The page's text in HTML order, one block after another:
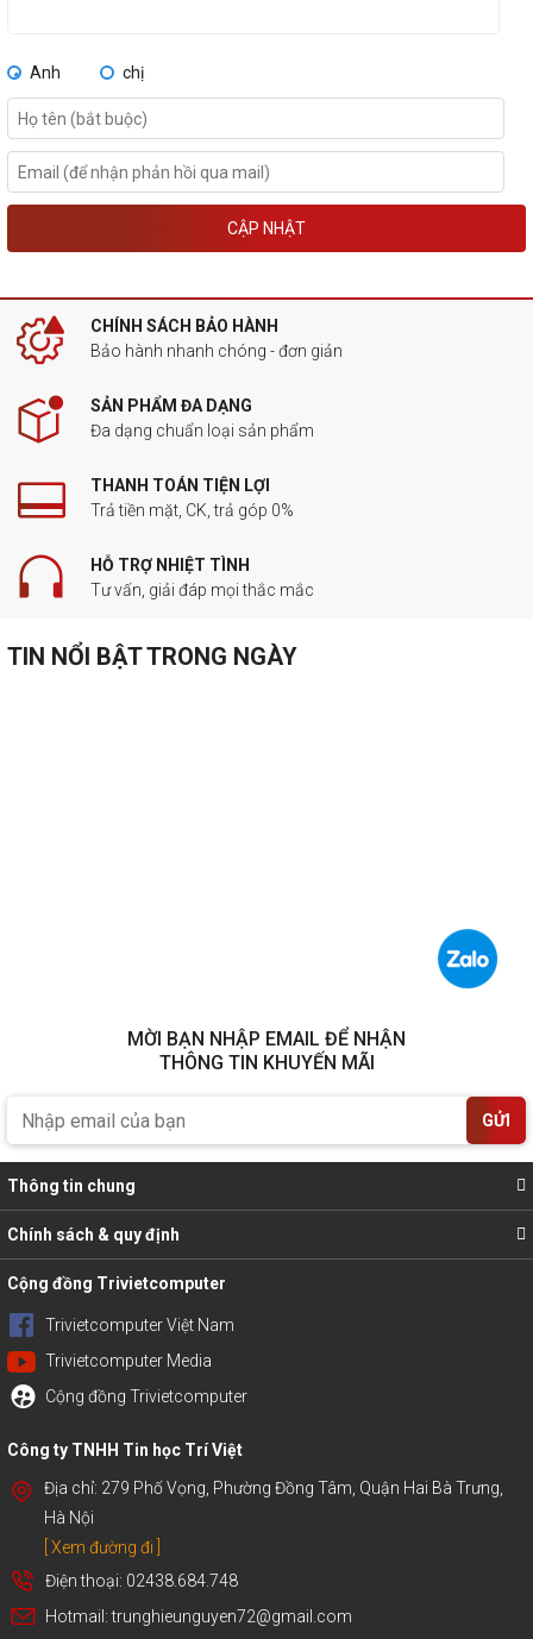
Anh chị
CẬP NHẬT
CHÍNH SÁCH BẢO HÀNH
Bảo hành nhanh chóng - đơn giản
SẢN PHẨM ĐA DẠNG
Đa dạng chuẩn loại sản phẩm
THANH TOÁN TIỆN LỢI
Trả tiền mặt, CK, trả góp 0%
HỖ TRỢ NHIỆT TÌNH
Tư vấn, giải đáp mọi thắc mắc
TIN NỔI BẬT TRONG NGÀY
MỜI BẠN NHẬP EMAIL ĐỂ NHẬN
THÔNG TIN KHUYẾN MÃI
GỬI
Thông tin chung
Chính sách & quy định
Cộng đồng Trivietcomputer
Trivietcomputer Việt Nam
Trivietcomputer Media
Cộng đồng Trivietcomputer
Công ty TNHH Tin học Trí Việt
Địa chỉ: 279 Phố Vọng, Phường Đồng Tâm, Quận Hai Bà Trưng,
Hà Nội
[ Xem đường đi ]
Điện thoại: 02438.684.748
Hotmail: trunghieunguyen72@gmail.com